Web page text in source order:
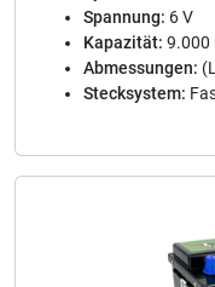
Spannung: 6 V
Kapazität: 9.000
Abmessungen:
Stecksystem: